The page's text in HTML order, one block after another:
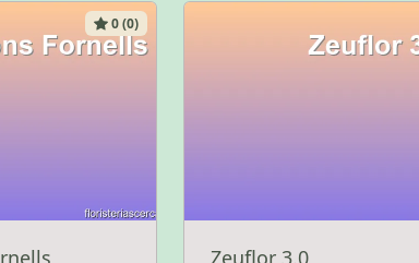
0 (0)
Zeuflor 3.0